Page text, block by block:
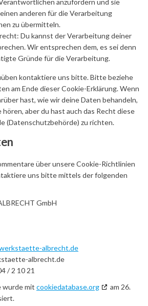
anzufordern und sie
anderen für die Verarbeitung
zu übermitteln.
Du kannst der Verarbeitung deiner
Wir entsprechen dem, es sei denn
Gründe für die Verarbeitung.
kontaktiere uns bitte. Bitte beziehe
am Ende dieser Cookie-Erklärung. Wenn
hast, wie wir deine Daten behandeln,
aber du hast auch das Recht diese
(Datenschutzbehörde) zu richten.
über unsere Cookie-Richtlinien
uns bitte mittels der folgenden
GmbH
albrecht.de
albrecht.de
/ 2 10 21
wurde mit cookiedatabase.org
am 26.